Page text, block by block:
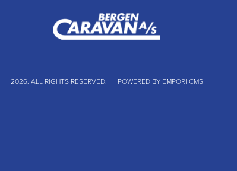
2026. ALL RIGHTS RESERVED. POWERED BY EMPORI CMS